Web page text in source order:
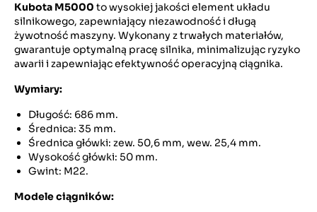
Kubota M5000 to wysokiej jakości element układu
silnikowego, zapewniający niezawodność i długą
żywotność maszyny. Wykonany z trwałych materiałów,
gwarantuje optymalną pracę silnika, minimalizując ryzyko
awarii i zapewniając efektywność operacyjną ciągnika.
Wymiary:
Długość: 686 mm.
Średnica: 35 mm.
Średnica główki: zew. 50,6 mm, wew. 25,4 mm.
Wysokość główki: 50 mm.
Gwint: M22.
Modele ciągników: